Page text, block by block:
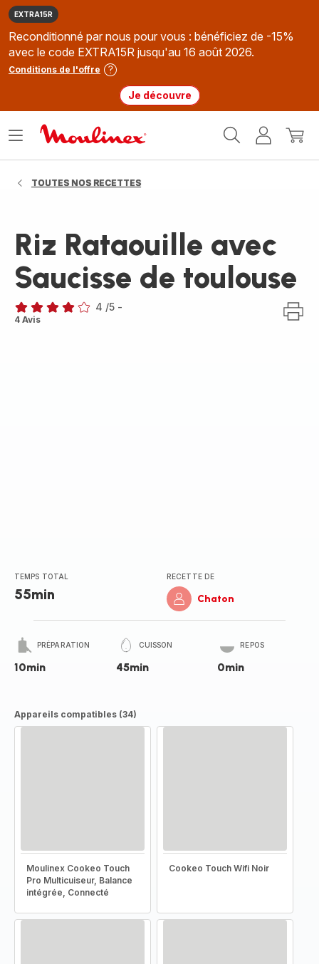
EXTRA15R
Reconditionné par nous pour vous : bénéficiez de -15%
avec le code EXTRA15R jusqu'au 16 août 2026.
Conditions de l'offre
Je découvre
MonMon
Ouvrir
TOUTES NOS RECETTES
Riz Rataouille avec
Saucisse de toulouse
Avis
4 /5 -
4 Avis
TEMPS TOTAL
55min
RECETTE DE
Chaton
PRÉPARATION
10min
CUISSON
45min
REPOS
0min
Appareils compatibles (34)
Moulinex Cookeo Touch
Pro Multicuiseur, Balance
intégrée, Connecté
Cookeo Touch Wifi Noir